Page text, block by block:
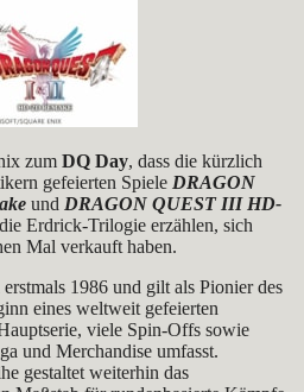
zum DQ Day, dass die kürzlich
gefeierten Spiele DRAGON
und DRAGON QUEST III HD-
Erdrick-Trilogie erzählen, sich
Mal verkauft haben.
1986 und gilt als Pionier des
eines weltweit gefeierten
viele Spin-Offs sowie
und Merchandise umfasst.
gestaltet weiterhin das